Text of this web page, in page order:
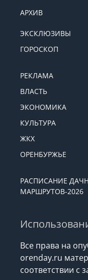
АРХИВ
ЭКСКЛЮЗИВЫ
ГОРОСКОП
РЕКЛАМА
ВЛАСТЬ
ЭКОНОМИКА
КУЛЬТУРА
ЖКХ
ОРЕНБУРЖЬЕ
РАСПИСАНИЕ
МАРШРУТОВ-2026
Все права на
orenday.ru
соответствии с